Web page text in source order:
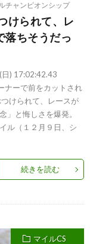
チャンピオンシップ
けられて、レ
落ちそうだっ
) 17:02:42.43
ナーで前をカットされ
けられて、レースが
」と悔しさを爆発。
ル（１２月９日、シ
続きを読む
マイルCS